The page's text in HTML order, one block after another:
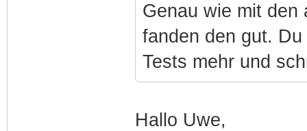
Genau wie mit
fanden den gut.
Tests mehr und
Hallo Uwe,